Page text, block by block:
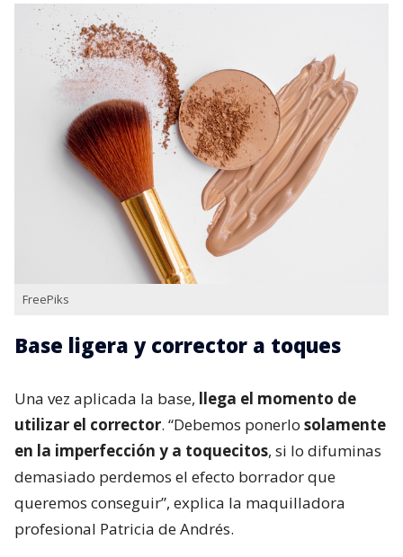
FreePiks
Base ligera y corrector a toques
Una vez aplicada la base, llega el momento de
utilizar el corrector. “Debemos ponerlo solamente
en la imperfección y a toquecitos, si lo difuminas
demasiado perdemos el efecto borrador que
queremos conseguir”, explica la maquilladora
profesional Patricia de Andrés.